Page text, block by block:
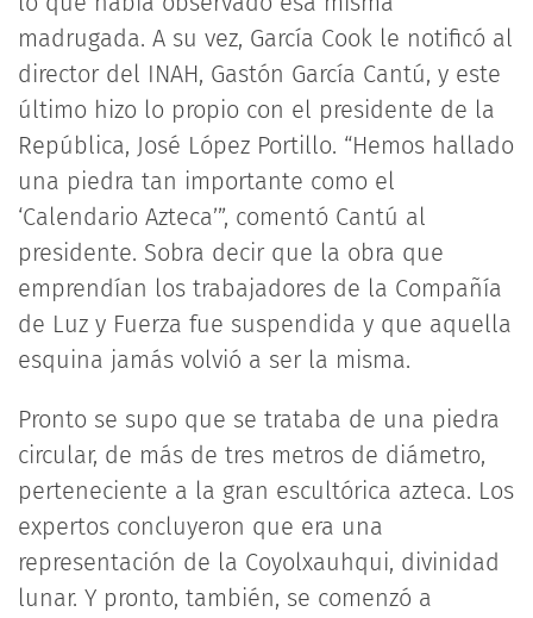
madrugada. A su vez, García Cook le notificó al
director del INAH, Gastón García Cantú, y este
último hizo lo propio con el presidente de la
República, José López Portillo. “Hemos hallado
una piedra tan importante como el
‘Calendario Azteca’”, comentó Cantú al
presidente. Sobra decir que la obra que
emprendían los trabajadores de la Compañía
de Luz y Fuerza fue suspendida y que aquella
esquina jamás volvió a ser la misma.
Pronto se supo que se trataba de una piedra
circular, de más de tres metros de diámetro,
perteneciente a la gran escultórica azteca. Los
expertos concluyeron que era una
representación de la Coyolxauhqui, divinidad
lunar. Y pronto, también, se comenzó a